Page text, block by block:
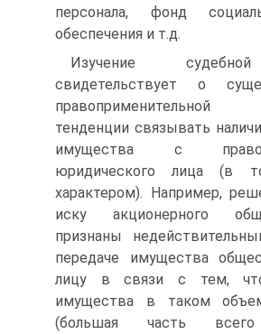
персонала, фонд
обеспечения и т.д.
Изучение
свидетельствует о
правопримени­тельной
тенденции связывать
имущества с
юридического лица (в
характером). Например,
иску акционерного
признаны
передаче имущества
лицу в связи с тем,
имущества в таком
(большая часть